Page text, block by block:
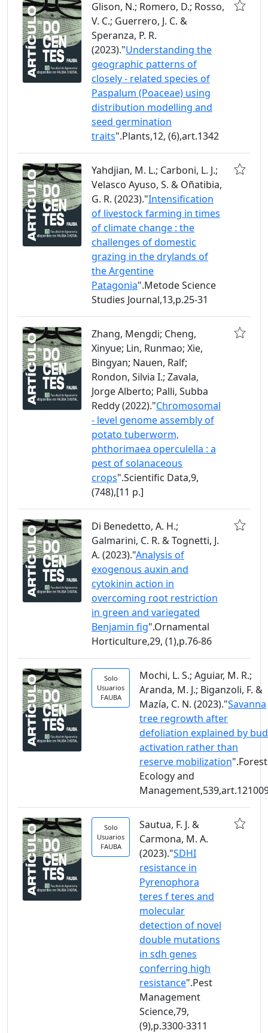
Glison, N.; Romero, D.; Rosso,
V. C.; Guerrero, J. C. &
Speranza, P. R.
(2023)."Understanding the
geographic patterns of
closely - related species of
Paspalum (Poaceae) using
distribution modelling and
seed germination
traits".Plants,12, (6),art.1342
Yahdjian, M. L.; Carboni, L. J.;
Velasco Ayuso, S. & Oñatibia,
G. R. (2023)."Intensification
of livestock farming in times
of climate change : the
challenges of domestic
grazing in the drylands of
the Argentine
Patagonia".Metode Science
Studies Journal,13,p.25-31
Zhang, Mengdi; Cheng,
Xinyue; Lin, Runmao; Xie,
Bingyan; Nauen, Ralf;
Rondon, Silvia I.; Zavala,
Jorge Alberto; Palli, Subba
Reddy (2022)."Chromosomal
- level genome assembly of
potato tuberworm,
phthorimaea operculella : a
pest of solanaceous
crops".Scientific Data,9,
(748),[11 p.]
Di Benedetto, A. H.;
Galmarini, C. R. & Tognetti, J.
A. (2023)."Analysis of
exogenous auxin and
cytokinin action in
overcoming root restriction
in green and variegated
Benjamin fig".Ornamental
Horticulture,29, (1),p.76-86
Solo
Usuarios
FAUBA
Mochi, L. S.; Aguiar, M. R.;
Aranda, M. J.; Biganzoli, F. &
Mazía, C. N. (2023)."Savanna
tree regrowth after
defoliation explained by bud
activation rather than
reserve mobilization".Forest
Ecology and
Solo
Usuarios
FAUBA
Sautua, F. J. &
Carmona, M. A.
(2023)."SDHI
resistance in
Pyrenophora
teres f teres and
molecular
detection of novel
double mutations
in sdh genes
conferring high
resistance".Pest
Management
Science,79,
(9),p.3300-3311